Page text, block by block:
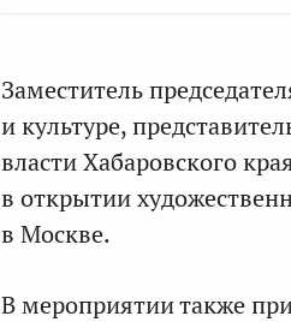
Заместитель
и культуре,
власти Хабаровского
в открытии
в Москве.
В мероприятии также